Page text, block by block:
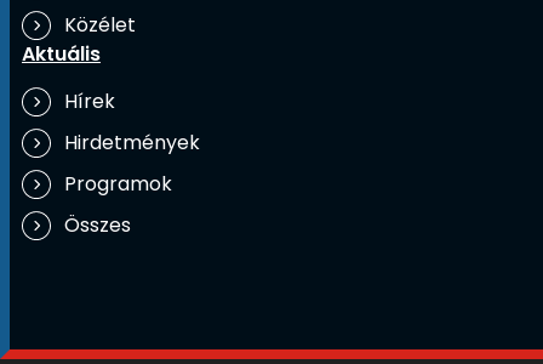
Közélet
Aktuális
Hírek
Hirdetmények
Programok
Összes